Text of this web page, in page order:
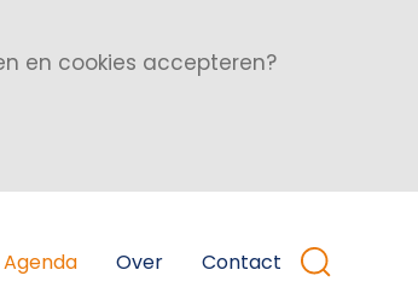
en cookies accepteren?
Agenda Over Contact